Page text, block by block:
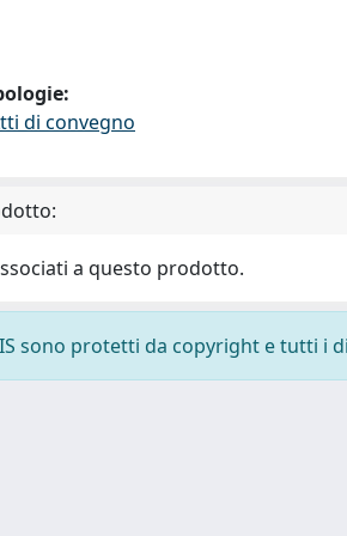
di convegno
a questo prodotto.
sono protetti da copyright e tutti i